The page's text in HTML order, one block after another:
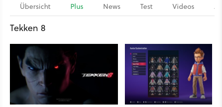
Übersicht Plus News Test Videos
Tekken 8